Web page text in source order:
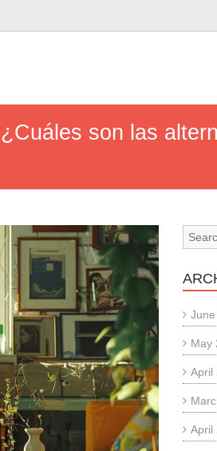
son las
May
April
April